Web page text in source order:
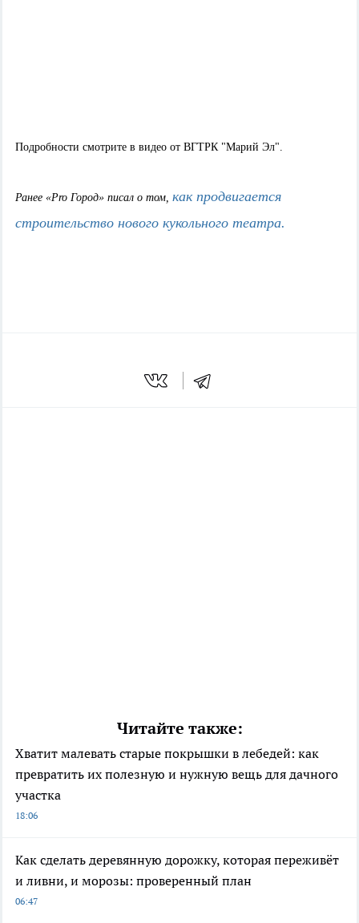
Подробности смотрите в видео от ВГТРК "Марий Эл".
Ранее «Pro Город» писал о том, как продвигается
строительство нового кукольного театра.
Читайте также:
Хватит малевать старые покрышки в лебедей: как
превратить их полезную и нужную вещь для дачного
участка
18:06
Как сделать деревянную дорожку, которая переживёт
и ливни, и морозы: проверенный план
06:47